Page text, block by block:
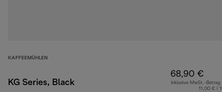
KAFFEEMÜHLEN
KG Series, Black
68,90 €
Inklusive MwSt.-Betrag
11,00 € (